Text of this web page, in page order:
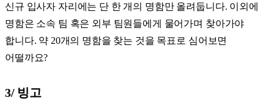
신규 입사자 자리에는 단 한 개의 명함만 올려둡니다. 이외에
명함은 소속 팀 혹은 외부 팀원들에게 물어가며 찾아가야
합니다. 약 20개의 명함을 찾는 것을 목표로 심어보면
어떨까요?
3/ 빙고